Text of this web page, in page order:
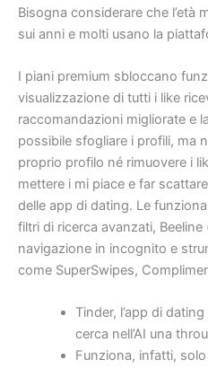
Bisogna considerare che l’età
sui anni e molti usano la
I piani premium sbloccano
visualizzazione di tutti i like
raccomandazioni migliorate e
possibile sfogliare i profili, ma
proprio profilo né rimuovere i
mettere i mi piace e far
delle app di dating. Le
filtri di ricerca avanzati,
navigazione in incognito e
come SuperSwipes,
Tinder, l’app di
cerca nell’AI una
Funziona, infatti,